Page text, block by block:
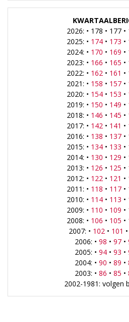
2026: • 178 • 177 •
2025: • 174• 173 •
2024: • 170 • 169 •
2023: • 166 • 165 •
2022: • 162• 161 •
2021: • 158 • 157•
2020: • 154• 153 •
2019: • 150 • 149 •
2018: • 146 • 145 •
2017: • 142• 141 •
2016: • 138 • 137•
2015: • 134• 133 •
2014: • 130 • 129 •
2013: • 126 • 125 •
2012: • 122• 121 •
2011: • 118 • 117•
2010: • 114• 113 •
2009: • 110 • 109 •
2008: • 106 • 105 •
2007: • 102• 101 •
2006: • 98 • 97•
2005: • 94• 93 •
2004: • 90 • 89 •
2003: • 86 • 85 •
2002-1981: volgen